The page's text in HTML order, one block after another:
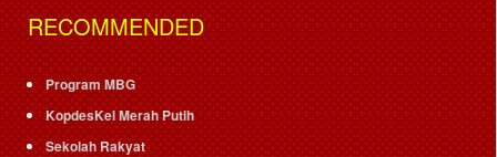
RECOMMENDED
Program MBG
KopdesKel Merah Putih
Sekolah Rakyat